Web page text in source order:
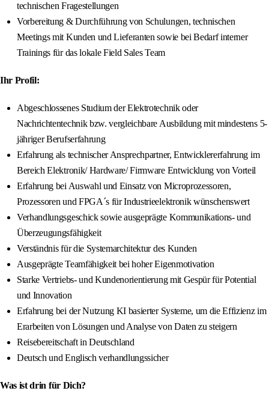
technischen Fragestellungen
Vorbereitung & Durchführung von Schulungen, technischen
Meetings mit Kunden und Lieferanten sowie bei Bedarf interner
Trainings für das lokale Field Sales Team
Ihr Profil:
Abgeschlossenes Studium der Elektrotechnik oder
Nachrichtentechnik bzw. vergleichbare Ausbildung mit mindestens 5-
jähriger Berufserfahrung
Erfahrung als technischer Ansprechpartner, Entwicklererfahrung im
Bereich Elektronik/ Hardware/ Firmware Entwicklung von Vorteil
Erfahrung bei Auswahl und Einsatz von Microprozessoren,
Prozessoren und FPGA´s für Industrieelektronik wünschenswert
Verhandlungsgeschick sowie ausgeprägte Kommunikations- und
Überzeugungsfähigkeit
Verständnis für die Systemarchitektur des Kunden
Ausgeprägte Teamfähigkeit bei hoher Eigenmotivation
Starke Vertriebs- und Kundenorientierung mit Gespür für Potential
und Innovation
Erfahrung bei der Nutzung KI basierter Systeme, um die Effizienz im
Erarbeiten von Lösungen und Analyse von Daten zu steigern
Reisebereitschaft in Deutschland
Deutsch und Englisch verhandlungssicher
Was ist drin für Dich?